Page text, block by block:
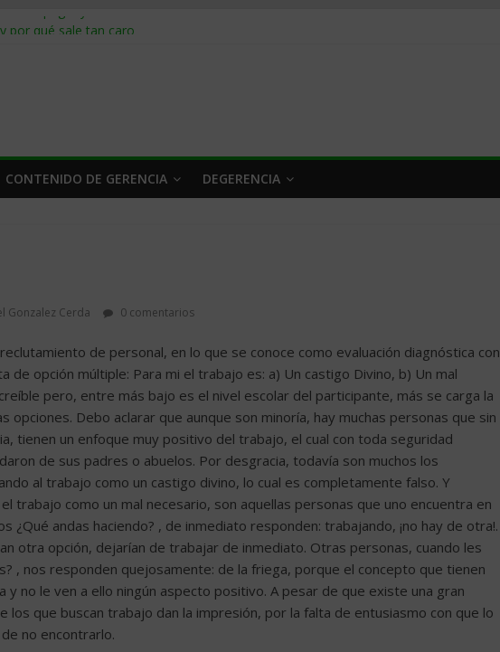
pagar y cobrar en 2026
de suministro: qué hacer
cómo segmentarlo y venderle
CONTENIDO DE GERENCIA DEGERENCIA
Gonzalez Cerda 0 comentarios
de personal, en lo que se conoce como evaluación diagnóstica con
de opción múltiple: Para mi el trabajo es: a) Un castigo Divino, b) Un mal
pero, entre más bajo es el nivel escolar del participante, más se carga la
opciones. Debo aclarar que aunque son minoría, hay muchas personas que sin
tienen un enfoque muy positivo del trabajo, el cual con toda seguridad
de sus padres o abuelos. Por desgracia, todavía son muchos los
al trabajo como un castigo divino, lo cual es completamente falso. Y
trabajo como un mal necesario, son aquellas personas que uno encuentra en
¿Qué andas haciendo? , de inmediato responden: trabajando, ¡no hay de otra!.
otra opción, dejarían de trabajar de inmediato. Otras personas, cuando les
, nos responden quejosamente: de la friega, porque el concepto que tienen
y no le ven a ello ningún aspecto positivo. A pesar de que existe una gran
los que buscan trabajo dan la impresión, por la falta de entusiasmo con que lo
no encontrarlo.